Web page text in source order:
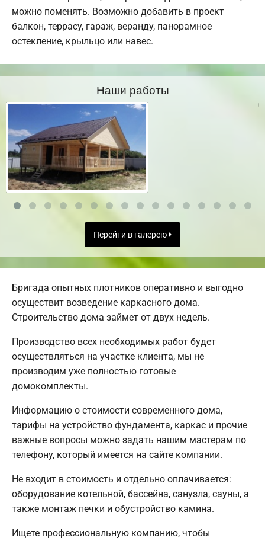
можно поменять. Возможно добавить в проект
балкон, террасу, гараж, веранду, панорамное
остекление, крыльцо или навес.
Наши работы
Перейти в галерею
Бригада опытных плотников оперативно и выгодно
осуществит возведение каркасного дома.
Строительство дома займет от двух недель.
Производство всех необходимых работ будет
осуществляться на участке клиента, мы не
производим уже полностью готовые
домокомплекты.
Информацию о стоимости современного дома,
тарифы на устройство фундамента, каркас и прочие
важные вопросы можно задать нашим мастерам по
телефону, который имеется на сайте компании.
Не входит в стоимость и отдельно оплачивается:
оборудование котельной, бассейна, санузла, сауны, а
также монтаж печки и обустройство камина.
Ищете профессиональную компанию, чтобы